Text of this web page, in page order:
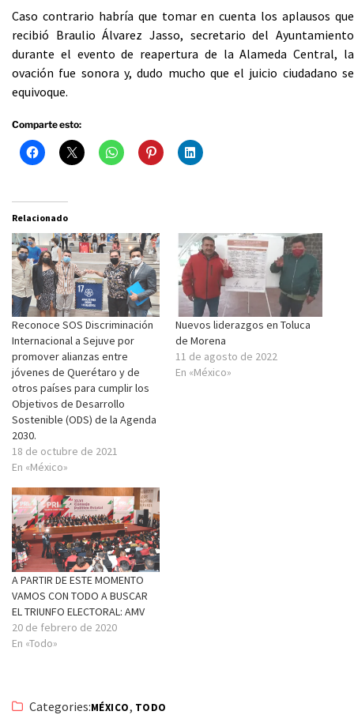
Caso contrario habría que tomar en cuenta los aplausos que
recibió Braulio Álvarez Jasso, secretario del Ayuntamiento
durante el evento de reapertura de la Alameda Central, la
ovación fue sonora y, dudo mucho que el juicio ciudadano se
equivoque.
Comparte esto:
Relacionado
Reconoce SOS Discriminación
Internacional a Sejuve por
promover alianzas entre
jóvenes de Querétaro y de
otros países para cumplir los
Objetivos de Desarrollo
Sostenible (ODS) de la Agenda
2030.
18 de octubre de 2021
En «México»
Nuevos liderazgos en Toluca
de Morena
11 de agosto de 2022
En «México»
A PARTIR DE ESTE MOMENTO
VAMOS CON TODO A BUSCAR
EL TRIUNFO ELECTORAL: AMV
20 de febrero de 2020
En «Todo»
Categories:MÉXICO, TODO